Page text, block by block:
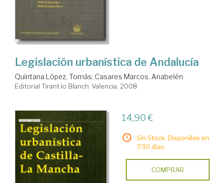
Legislación urbanística de Andalucía
Quintana López, Tomás; Casares Marcos, Anabelén
Editorial Tirant lo Blanch. Valencia, 2008
14,90 €
Sin Stock. Disponible en
7/10 días.
COMPRAR